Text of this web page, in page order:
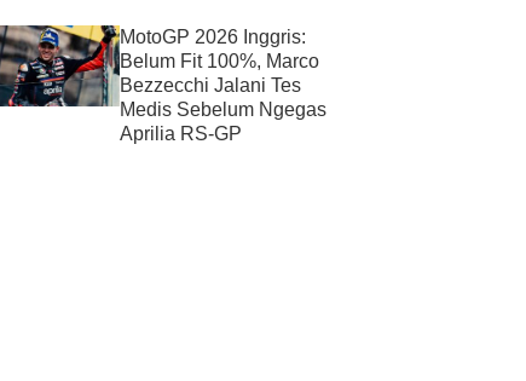
MotoGP 2026 Inggris:
Belum Fit 100%, Marco
Bezzecchi Jalani Tes
Medis Sebelum Ngegas
Aprilia RS-GP